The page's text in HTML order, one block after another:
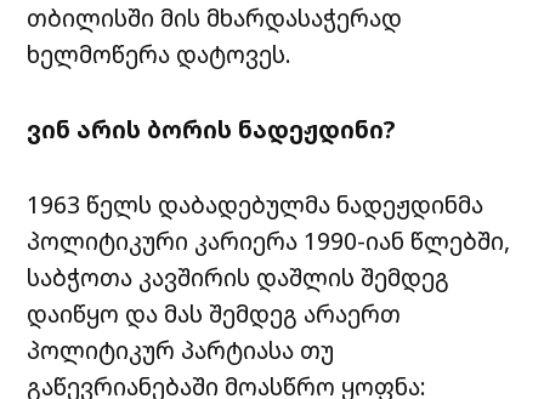
თბილისში მის მხარდასაჭერად
ხელმოწერა დატოვეს.
ვინ არის ბორის ნადეჟდინი?
1963 წელს დაბადებულმა ნადეჟდინმა
პოლიტიკური კარიერა 1990-იან წლებში,
საბჭოთა კავშირის დაშლის შემდეგ
დაიწყო და მას შემდეგ არაერთ
პოლიტიკურ პარტიასა თუ
გაწევრიანებაში მოასწრო ყოფნა: